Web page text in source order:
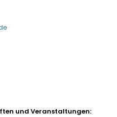
und Veranstaltungen: